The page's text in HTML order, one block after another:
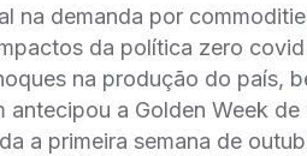
na demanda por
da política zero
na produção do país,
antecipou a Golden Week
a primeira semana de